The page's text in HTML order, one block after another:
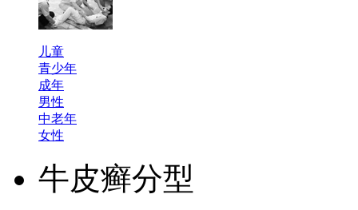
儿童
青少年
成年
男性
中老年
女性
牛皮癣分型